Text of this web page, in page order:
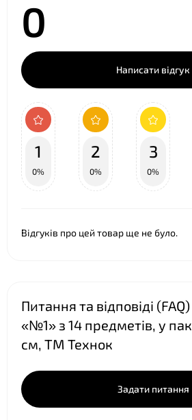
0
Написати відгук
1
0%
2
0%
3
0%
Відгуків про цей товар ще не було.
Питання та відповіді
«№1» з 14 предметів, у
см, ТМ Технок
Задати питання